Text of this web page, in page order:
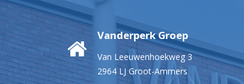
Vanderperk Groep
Van Leeuwenhoekweg 3
2964 LJ Groot-Ammers